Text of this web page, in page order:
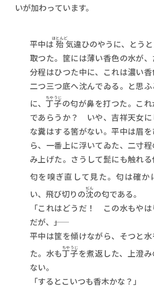
いが加わっています。
平中は殆
ほとんど気違ひのやうに、とう
取つた。筐には薄い香色の水が
分程はひつた中に、これは濃い香
二つ三つ底へ沈んでゐる。と思ふ
に、 丁子
ちやうじ の匂が鼻を打つた。こ
であらうか？ いや、吉祥天女に
な糞はする筈がない。平中は眉
ら、一番上に浮いてゐた、二寸
み上げた。さうして髭にも触れ
匂を嗅ぎ直して見た。匂は確か
い、飛び切りの沈
ぢんの匂である。
「これはどうだ！ この水もやは
だが、――」
平中は筐を傾けながら、そつと
た。水も丁子
ちやうじ を煮返した、上澄
ない。
「するとこいつも香木かな？」